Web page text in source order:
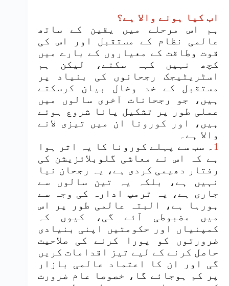
اب کیا ہونے والا ہے؟
ہم اس مرحلے میں یقین کے ساتھ
عالمی نظام کے مستقبل اور اس کی
قوت وطاقت کے معیاروں کے بارے میں
کچھ نہیں کہہ سکتے، لیکن ہم
اسٹریٹیجک رجحانوں کی بنیاد پر
مستقبل کے خد وخال بیان کرسکتے
ہیں، جو رجحانات آخری سالوں میں
عملی طور پر تشکیل پانا شروع ہوئے
ہیں، اور کورونا ان میں تیزی لانے
والا ہے۔
1 ۔ سب سے پہلے کورونا کا یہ اثر ہوا
ہے کہ اس نے معاشی گلوبلائزیشن کی
رفتار دھیمی کردی ہے، یہ رجحان نیا
نہیں ہے، بلکہ یہ تین سالوں سے
جاری ہے، یہ ٹرمپ ادارہ کی وجہ سے
ہورہا ہے، البتہ عالمی طور پر اس
میں مضبوطی آئے گی، کیوں کہ
کمپنیاں اور حکومتیں اپنی بنیادی
ضرورتوں کو پورا کرنے کی صلاحیت
حاصل کرنے کے لیے تیز اقدامات کریں
گی اور ان کا اعتماد عالمی بازار
پر کم ہوجائے گا، خصوصا عام ضرورت